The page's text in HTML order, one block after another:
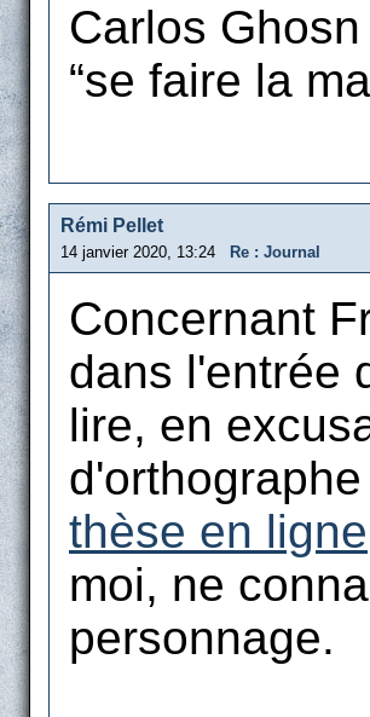
Carlos
“se faire la
Rémi Pellet
14 janvier 2020, 13:24 Re : Journal
Concernant
dans l'entrée
lire, en
thèse en ligne
moi, ne
personnage.